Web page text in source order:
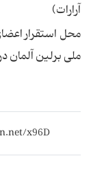
آرارات)
محل استقرار
ملی برلین آلمان